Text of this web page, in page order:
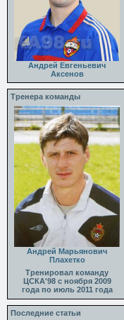
Андрей Евгеньевич
Аксенов
Тренера команды
Андрей Марьянович
Плахетко
Тренировал команду
ЦСКА'98 с ноября 2009
года по июль 2011 года
Последние статьи